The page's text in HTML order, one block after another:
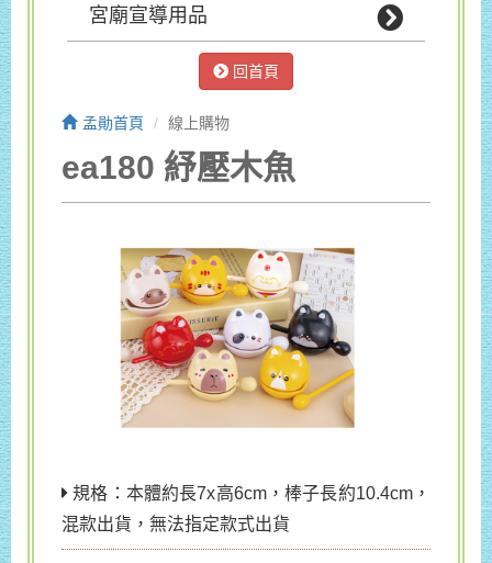
宮廟宣導用品
回首頁
孟勛首頁 線上購物
ea180 紓壓木魚
規格：本體約長7x高6cm，棒子長約10.4cm，
混款出貨，無法指定款式出貨